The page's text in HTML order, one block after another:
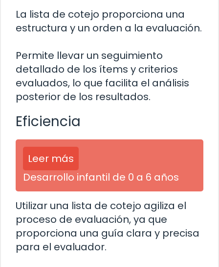
La lista de cotejo proporciona una
estructura y un orden a la evaluación.
Permite llevar un seguimiento
detallado de los ítems y criterios
evaluados, lo que facilita el análisis
posterior de los resultados.
Eficiencia
Leer más
Desarrollo infantil de 0 a 6 años
Utilizar una lista de cotejo agiliza el
proceso de evaluación, ya que
proporciona una guía clara y precisa
para el evaluador.